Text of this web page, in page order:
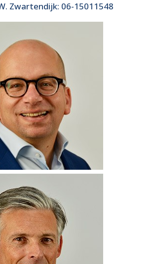
Zwartendijk: 06-15011548